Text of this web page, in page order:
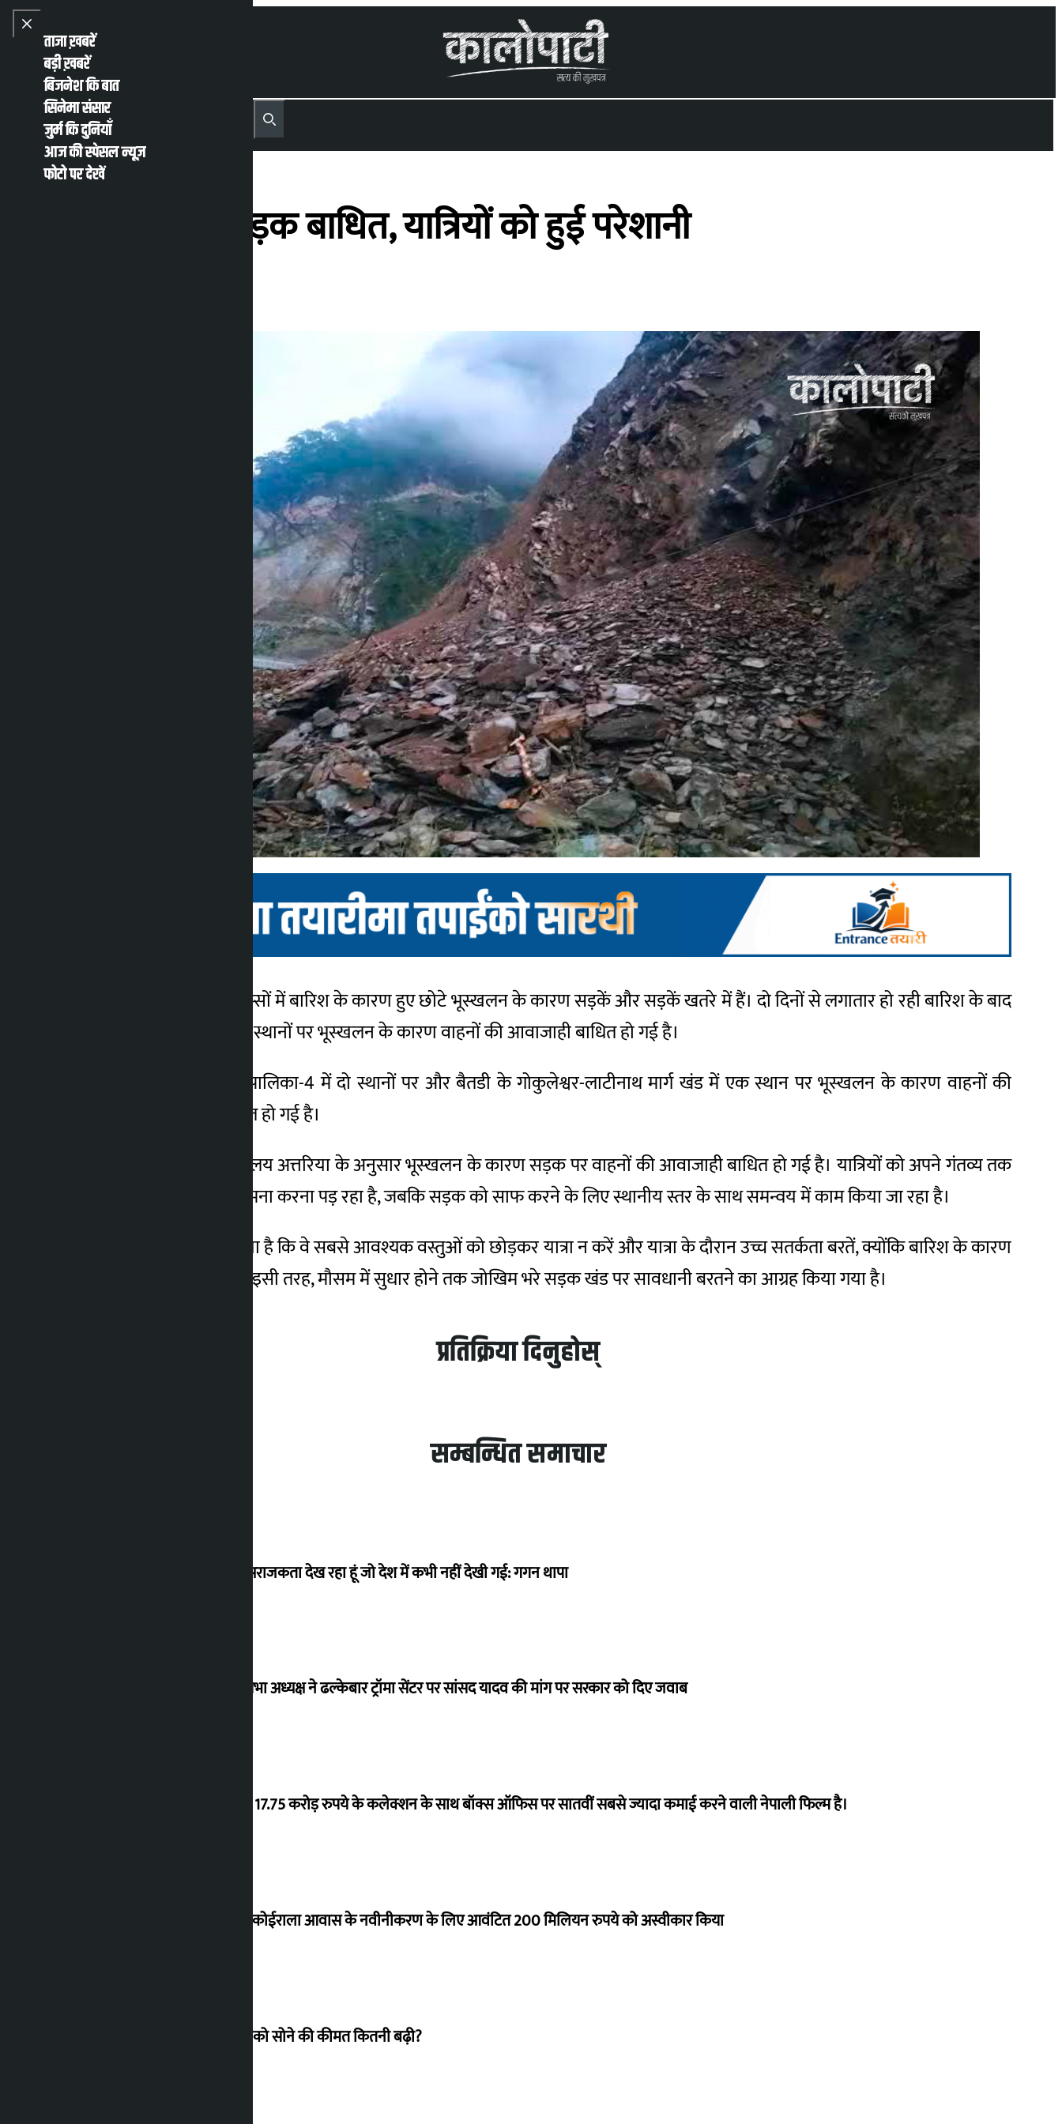
Skip to content
Close menu
ताजा ख़बरें
बड़ी ख़बरें
बिजनेश कि बात
सिनेमा संसार
जुर्म कि दुनियाँ
आज की स्पेसल न्यूज़
फोटो पर देखें
Open main menu
MENU Recent NewsTrending News
Search
बारिश के कारण सड़क बाधित, यात्रियों को हुई परेशानी
काठमांडू। देश के विभिन्न हिस्सों में बारिश के कारण हुए छोटे भूस्खलन के कारण सड़कें और सड़कें खतरे में हैं। दो दिनों से लगातार हो रही बारिश के बाद
दार्चुला और बैतडी के विभिन्न स्थानों पर भूस्खलन के कारण वाहनों की आवाजाही बाधित हो गई है।
दार्चुला के मालिकार्जुन गाउँपालिका-4 में दो स्थानों पर और बैतडी के गोकुलेश्वर-लाटीनाथ मार्ग खंड में एक स्थान पर भूस्खलन के कारण वाहनों की
आवाजाही पूरी तरह से बाधित हो गई है।
राज्य यातायात पुलिस कार्यालय अत्तरिया के अनुसार भूस्खलन के कारण सड़क पर वाहनों की आवाजाही बाधित हो गई है। यात्रियों को अपने गंतव्य तक
पहुंचने में कठिनाइयों का सामना करना पड़ रहा है, जबकि सड़क को साफ करने के लिए स्थानीय स्तर के साथ समन्वय में काम किया जा रहा है।
पुलिस ने लोगों से आग्रह किया है कि वे सबसे आवश्यक वस्तुओं को छोड़कर यात्रा न करें और यात्रा के दौरान उच्च सतर्कता बरतें, क्योंकि बारिश के कारण
आगे भूस्खलन का खतरा है। इसी तरह, मौसम में सुधार होने तक जोखिम भरे सड़क खंड पर सावधानी बरतने का आग्रह किया गया है।
प्रतिक्रिया दिनुहोस्
सम्बन्धित समाचार
मैं ऐसी अराजकता देख रहा हूं जो देश में कभी नहीं देखी गई: गगन थापा
विधानसभा अध्यक्ष ने ढल्केबार ट्रॉमा सेंटर पर सांसद यादव की मांग पर सरकार को दिए जवाब
‘गौंथली’ 17.75 करोड़ रुपये के कलेक्शन के साथ बॉक्स ऑफिस पर सातवीं सबसे ज्यादा कमाई करने वाली नेपाली फिल्म है।
शेखर ने कोईराला आवास के नवीनीकरण के लिए आवंटित 200 मिलियन रुपये को अस्वीकार किया
शुक्रवार को सोने की कीमत कितनी बढ़ी?